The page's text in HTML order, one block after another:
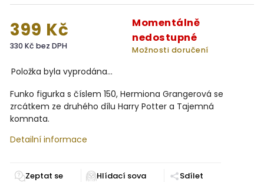
399 Kč
330 Kč bez DPH
Momentálně
nedostupné
Možnosti doručení
Položka byla vyprodána…
Funko figurka s číslem 150, Hermiona Grangerová se
zrcátkem ze druhého dílu Harry Potter a Tajemná
komnata.
Detailní informace
Zeptat se Sdílet